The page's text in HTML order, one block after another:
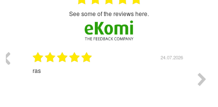
see some of the reviews here.
24.07.2026 18.07.2026
bonne solution et le matériel convenant à l'usage qui en